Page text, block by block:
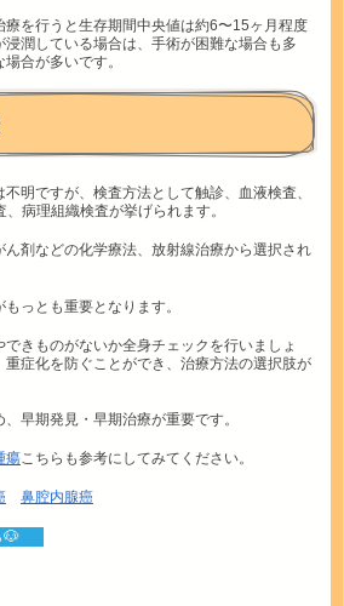
療を行うと生存期間中央値は約6〜15ヶ月程度
潤している場合は、手術が困難な場合も多
合が多いです。
明ですが、検査方法として触診、血液検査、
病理組織検査が挙げられます。
剤などの化学療法、放射線治療から選択され
っとも重要となります。
きものがないか全身チェックを行いましょ
重症化を防ぐことができ、治療方法の選択肢が
早期発見・早期治療が重要です。
瘍こちらも参考にしてみてください。
鼻腔内腺癌
🐶